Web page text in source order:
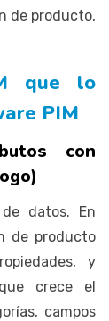
de producto,
que lo
PIM
con
datos. En
de producto
y
crece el
campos